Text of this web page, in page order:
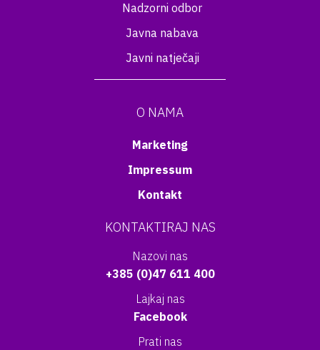
Nadzorni odbor
Javna nabava
Javni natječaji
O NAMA
Marketing
Impressum
Kontakt
KONTAKTIRAJ NAS
Nazovi nas
+385 (0)47 611 400
Lajkaj nas
Facebook
Prati nas